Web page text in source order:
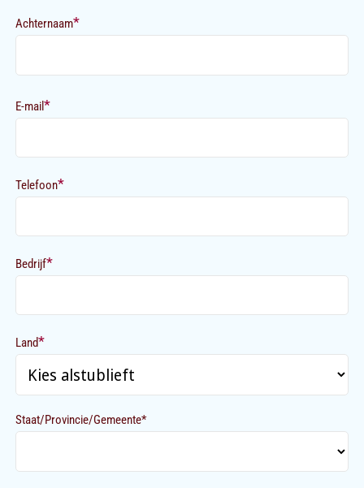
Achternaam*
E-mail*
Telefoon*
Bedrijf*
Land*
Staat/Provincie/Gemeente*